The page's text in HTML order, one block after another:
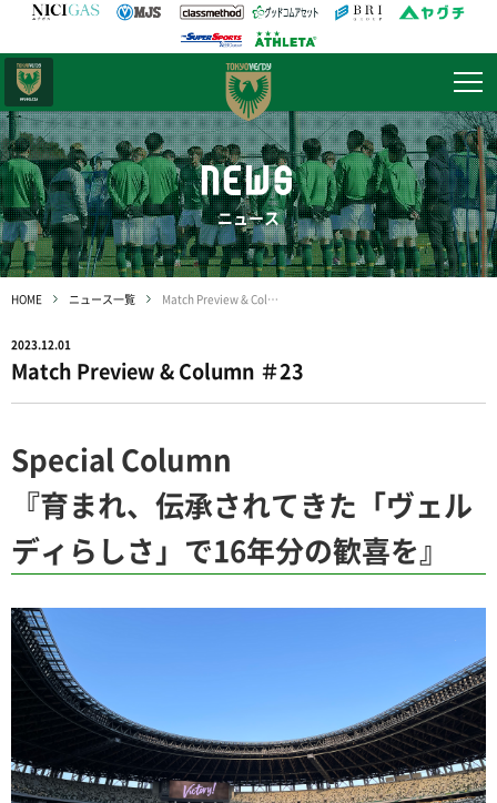
NEWS
ニュース
HOME ニュース一覧 Match Preview & Column ＃23
2023.12.01
Match Preview & Column ＃23
Special Column
『育まれ、伝承されてきた「ヴェル
ディらしさ」で16年分の歓喜を』